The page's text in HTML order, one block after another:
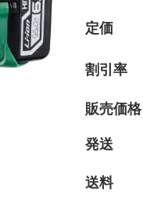
定価
割引率
販売価格
発送
送料